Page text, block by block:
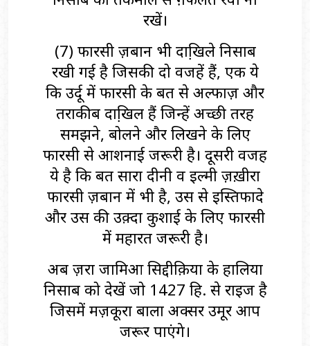
रखें।
(7) फारसी ज़बान भी दाखि़ले निसाब
रखी गई है जिसकी दो वजहें हैं, एक ये
कि उर्दू में फारसी के बहुत से अल्फाज़ और
तराकीब दाखि़ल हैं जिन्हें अच्छी तरह
समझने, बोलने और लिखने के लिए
फारसी से आशनाई जरूरी है। दूसरी वजह
ये है कि बहुत सारा दीनी व इल्मी ज़ख़ीरा
फारसी ज़बान में भी है, उस से इस्तिफादे
और उस की उक़्दा कुशाई के लिए फारसी
में महारत जरूरी है।
अब ज़रा जामिआ सिद्दीक़िया के हालिया
निसाब को देखें जो 1427 हि. से राइज है
जिसमें मज़कूरा बाला अक्सर उमूर आप
जरूर पाएंगे।